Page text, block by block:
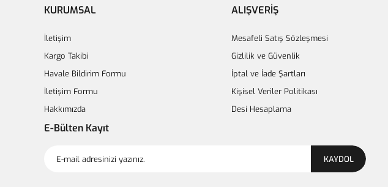
KURUMSAL
İletişim
Kargo Takibi
Havale Bildirim Formu
İletişim Formu
Hakkımızda
ALIŞVERİŞ
Mesafeli Satış Sözleşmesi
Gizlilik ve Güvenlik
İptal ve İade Şartları
Kişisel Veriler Politikası
Desi Hesaplama
E-Bülten Kayıt
KAYDOL